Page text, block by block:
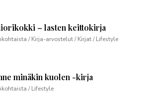
– lasten keittokirja
/ Kirja-arvostelut / Kirjat / Lifestyle
minäkin kuolen -kirja
/ Lifestyle